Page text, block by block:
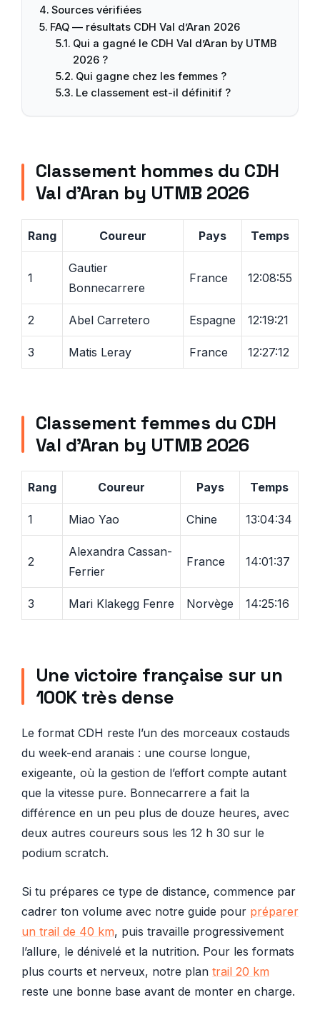
Sources vérifiées
FAQ — résultats CDH Val d’Aran 2026
Qui a gagné le CDH Val d’Aran by UTMB
2026 ?
Qui gagne chez les femmes ?
Le classement est-il définitif ?
Classement hommes du CDH
Val d’Aran by UTMB 2026
Rang Coureur Pays Temps
1
Gautier
Bonnecarrere
France 12:08:55
2 Abel Carretero Espagne 12:19:21
3 Matis Leray France 12:27:12
Classement femmes du CDH
Val d’Aran by UTMB 2026
Rang Coureur Pays Temps
1 Miao Yao Chine 13:04:34
2
Alexandra Cassan-
Ferrier
France 14:01:37
3 Mari Klakegg Fenre Norvège 14:25:16
Une victoire française sur un
100K très dense
Le format CDH reste l’un des morceaux costauds
du week-end aranais : une course longue,
exigeante, où la gestion de l’effort compte autant
que la vitesse pure. Bonnecarrere a fait la
différence en un peu plus de douze heures, avec
deux autres coureurs sous les 12 h 30 sur le
podium scratch.
Si tu prépares ce type de distance, commence par
cadrer ton volume avec notre guide pour préparer
un trail de 40 km, puis travaille progressivement
l’allure, le dénivelé et la nutrition. Pour les formats
plus courts et nerveux, notre plan trail 20 km
reste une bonne base avant de monter en charge.